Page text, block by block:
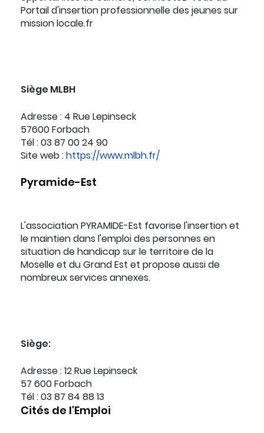
Portail d'insertion professionnelle des jeunes sur
mission locale.fr
Siège MLBH
Adresse : 4 Rue Lepinseck
57600 Forbach
Tél : 03 87 00 24 90
Site web :https://www.mlbh.fr/
Pyramide-Est
L'association PYRAMIDE-Est favorise l'insertion et
le maintien dans l'emploi des personnes en
situation de handicap sur le territoire de la
Moselle et du Grand Est et propose aussi de
nombreux services annexes.
Siège:
Adresse : 12 Rue Lepinseck
57 600 Forbach
Tél : 03 87 84 88 13
Cités de l'Emploi